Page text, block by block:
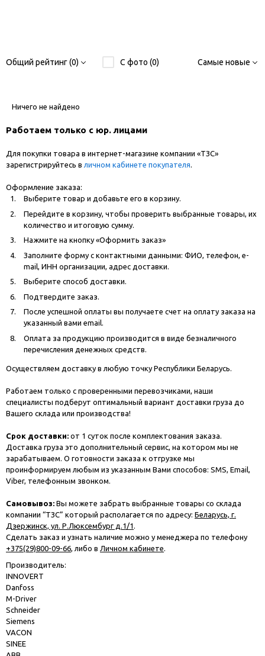
Общий рейтинг (0) С фото (0) Самые новые
Ничего не найдено
Работаем только с юр. лицами
Для покупки товара в интернет-магазине компании «ТЗС»
зарегистрируйтесь в личном кабинете покупателя.
Оформление заказа:
Выберите товар и добавьте его в корзину.
Перейдите в корзину, чтобы проверить выбранные товары, их
количество и итоговую сумму.
Нажмите на кнопку «Оформить заказ»
Заполните форму с контактными данными: ФИО, телефон, e-
mail, ИНН организации, адрес доставки.
Выберите способ доставки.
Подтвердите заказ.
После успешной оплаты вы получаете счет на оплату заказа на
указанный вами email.
Оплата за продукцию производится в виде безналичного
перечисления денежных средств.
Осуществляем доставку в любую точку Республики Беларусь.
Работаем только с проверенными перевозчиками, наши
специалисты подберут оптимальный вариант доставки груза до
Вашего склада или производства!
Срок доставки: от 1 суток после комплектования заказа.
Доставка груза это дополнительный сервис, на котором мы не
зарабатываем. О готовности заказа к отгрузке мы
проинформируем любым из указанным Вами способов: SMS, Email,
Viber, телефонным звонком.
Самовывоз: Вы можете забрать выбранные товары со склада
компании “ТЗС” который располагается по адресу: Беларусь, г.
Дзержинск, ул. Р.Люксембург д.1/1 .
Сделать заказ и узнать наличие можно у менеджера по телефону
+375(29)800-09-66, либо в Личном кабинете.
Производитель:
INNOVERT
Danfoss
M-Driver
Schneider
Siemens
VACON
SINEE